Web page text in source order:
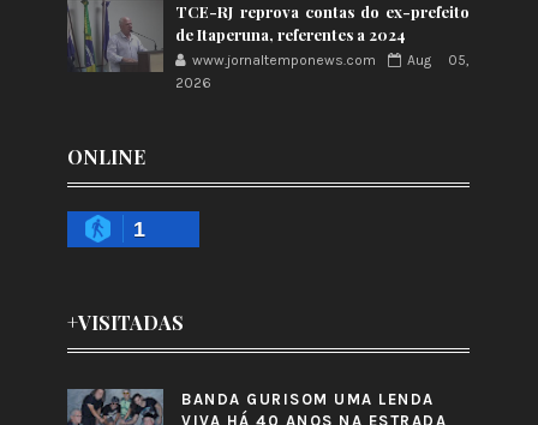
TCE-RJ reprova contas do ex-prefeito
de Itaperuna, referentes a 2024
www.jornaltemponews.com
Aug 05,
2026
ONLINE
1
+VISITADAS
BANDA GURISOM UMA LENDA
VIVA HÁ 40 ANOS NA ESTRADA